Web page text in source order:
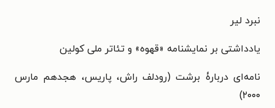
نبرد لیر
یادداشتی بر نمایشنامه «قهوه» و تئاتر ملی کولین
نامه‌ای دربارۀ برشت (رودلف راش، پاریس، هجدهم مارس
۲۰۰۰)